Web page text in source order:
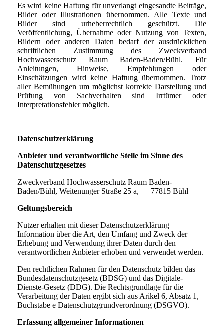
Es wird keine Haftung für unverlangt eingesandte Beiträge,
Bilder oder Illustrationen übernommen. Alle Texte und
Bilder sind urheberrechtlich geschützt. Die
Veröffentlichung, Übernahme oder Nutzung von Texten,
Bildern oder anderen Daten bedarf der ausdrücklichen
schriftlichen Zustimmung des Zweckverband
Hochwasserschutz Raum Baden-Baden/Bühl. Für
Anleitungen, Hinweise, Empfehlungen oder
Einschätzungen wird keine Haftung übernommen. Trotz
aller Bemühungen um möglichst korrekte Darstellung und
Prüfung von Sachverhalten sind Irrtümer oder
Interpretationsfehler möglich.
Datenschutzerklärung
Anbieter und verantwortliche Stelle im Sinne des
Datenschutzgesetzes
Zweckverband Hochwasserschutz Raum Baden-
Baden/Bühl, Weitenunger Straße 25 a, 77815 Bühl
Geltungsbereich
Nutzer erhalten mit dieser Datenschutzerklärung
Information über die Art, den Umfang und Zweck der
Erhebung und Verwendung ihrer Daten durch den
verantwortlichen Anbieter erhoben und verwendet werden.
Den rechtlichen Rahmen für den Datenschutz bilden das
Bundesdatenschutzgesetz (BDSG) und das Digitale-
Dienste-Gesetz (DDG). Die Rechtsgrundlage für die
Verarbeitung der Daten ergibt sich aus Arikel 6, Absatz 1,
Buchstabe e Datenschutzgrundverordnung (DSGVO).
Erfassung allgemeiner Informationen